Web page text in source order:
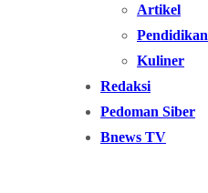
Artikel
Pendidikan
Kuliner
Redaksi
Pedoman Siber
Bnews TV